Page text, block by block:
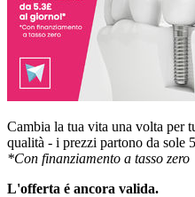
Cambia la tua vita una volta per
qualità - i prezzi partono da sole
*Con finanziamento a tasso zero
L'offerta é ancora valida.​